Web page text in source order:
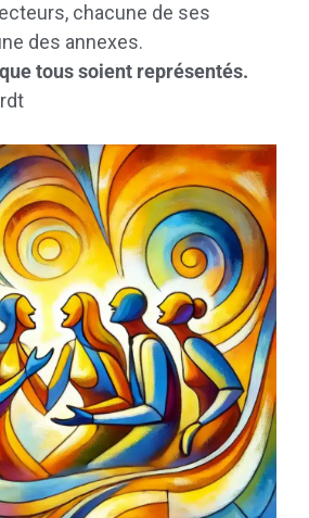
chacune de ses
des annexes.
tous soient représentés.